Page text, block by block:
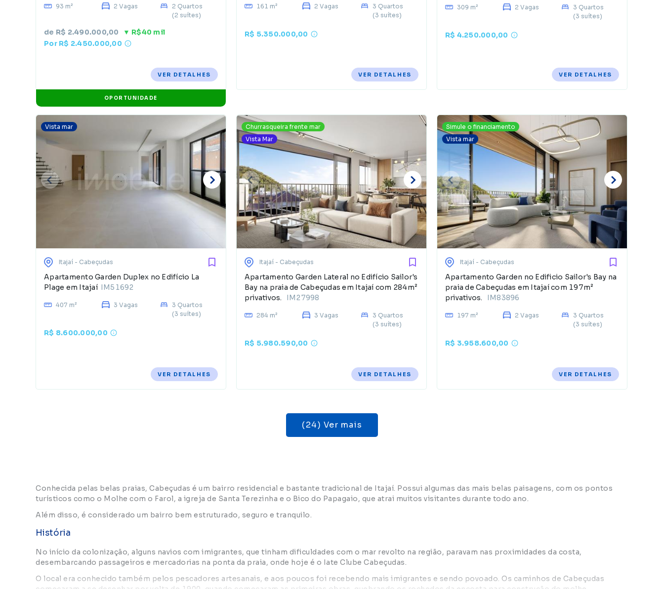
93 m² 2 Vagas
2 Quartos
(2 suítes)
de R$ 2.490.000,00
▼ R$40 mil
Por R$ 2.450.000,00
VER DETALHES
OPORTUNIDADE
161 m² 2 Vagas
3 Quartos
(3 suítes)
R$ 5.350.000,00
VER DETALHES
309 m² 2 Vagas
3 Quartos
(3 suítes)
R$ 4.250.000,00
VER DETALHES
Vista mar
Itajaí - Cabeçudas
Apartamento Garden Duplex no Edifício La
Plage em Itajaí IM51692
407 m² 3 Vagas
3 Quartos
(3 suítes)
R$ 8.600.000,00
VER DETALHES
Churrasqueira frente mar
Vista Mar
Itajaí - Cabeçudas
Apartamento Garden Lateral no Edifício Sailor's
Bay na praia de Cabeçudas em Itajaí com 284m²
privativos.
IM27998
284 m² 3 Vagas
3 Quartos
(3 suítes)
R$ 5.980.590,00
VER DETALHES
Simule o financiamento
Vista mar
Itajaí - Cabeçudas
Apartamento Garden no Edificio Sailor's Bay na
praia de Cabeçudas em Itajaí com 197m²
privativos.
IM83896
197 m² 2 Vagas
3 Quartos
(3 suítes)
R$ 3.958.600,00
VER DETALHES
(24) Ver mais
Conhecida pelas belas praias, Cabeçudas é um bairro residencial e bastante tradicional de Itajaí. Possui algumas das mais belas paisagens, com os pontos
turísticos como o Molhe com o Farol, a igreja de Santa Terezinha e o Bico do Papagaio, que atrai muitos visitantes durante todo ano.
Além disso, é considerado um bairro bem estruturado, seguro e tranquilo.
História
No início da colonização, alguns navios com imigrantes, que tinham dificuldades com o mar revolto na região, paravam nas proximidades da costa,
desembarcando passageiros e mercadorias na ponta da praia, onde hoje é o Iate Clube Cabeçudas.
O local era conhecido também pelos pescadores artesanais, e aos poucos foi recebendo mais imigrantes e sendo povoado. Os caminhos de Cabeçudas